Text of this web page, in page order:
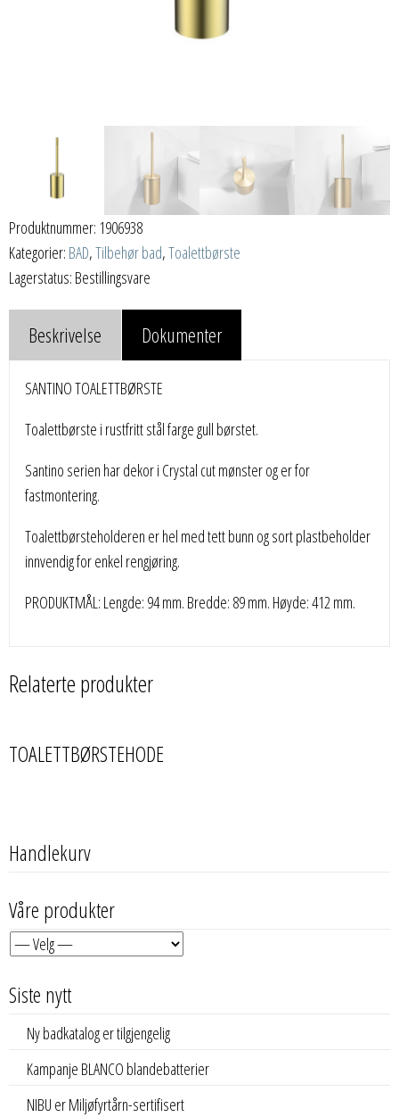
Produktnummer: 1906938
Kategorier: BAD,Tilbehør bad,Toalettbørste
Lagerstatus: Bestillingsvare
Beskrivelse Dokumenter
SANTINO TOALETTBØRSTE
Toalettbørste i rustfritt stål farge gull børstet.
Santino serien har dekor i Crystal cut mønster og er for
fastmontering.
Toalettbørsteholderen er hel med tett bunn og sort plastbeholder
innvendig for enkel rengjøring.
PRODUKTMÅL: Lengde: 94 mm. Bredde: 89 mm. Høyde: 412 mm.
Relaterte produkter
TOALETTBØRSTEHODE
Handlekurv
Våre produkter
Siste nytt
Ny badkatalog er tilgjengelig
Kampanje BLANCO blandebatterier
NIBU er Miljøfyrtårn-sertifisert